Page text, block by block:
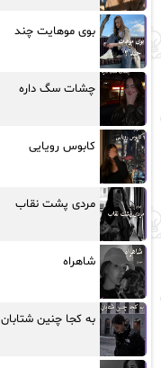
بوی موهایت چند
چشات سگ داره
کابوس رویایی
مردی پشت نقاب
شاهراه
به کجا چنین شتابان